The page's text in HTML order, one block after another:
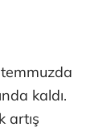
kaldı.
artış